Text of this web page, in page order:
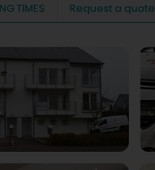
TIMES Request a quote